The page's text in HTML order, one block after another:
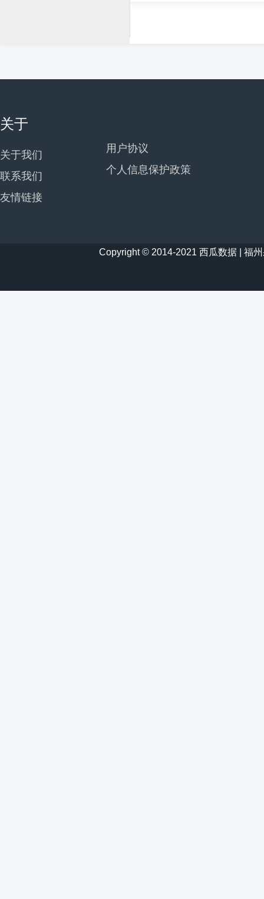
关于
关于我们
联系我们
友情链接
用户协议
个人信息保护政策
Copyright © 2014-2021 西瓜数据 | 福